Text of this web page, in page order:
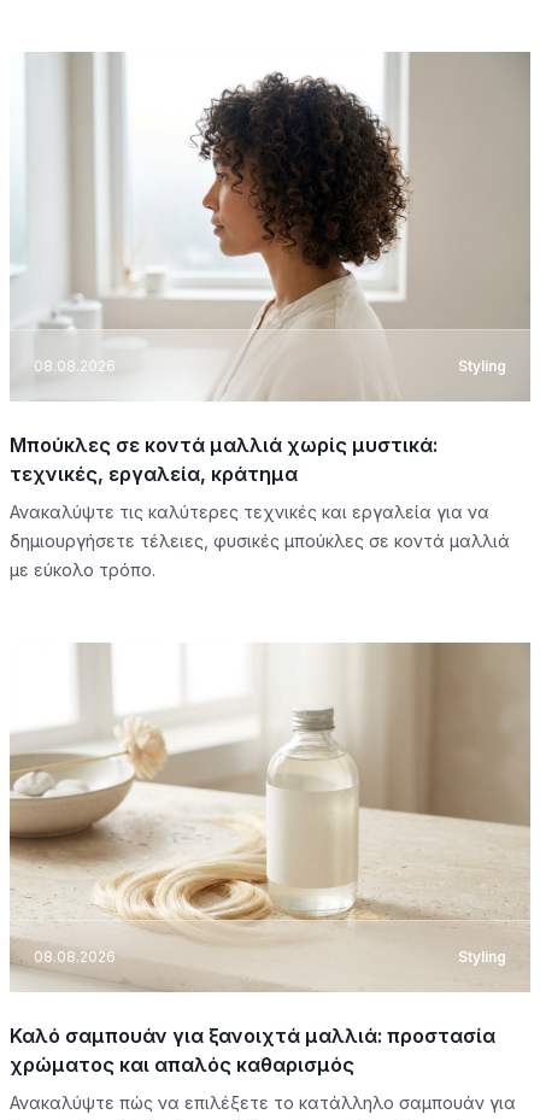
08.08.2026 Styling
Μπούκλες σε κοντά μαλλιά χωρίς μυστικά:
τεχνικές, εργαλεία, κράτημα
Ανακαλύψτε τις καλύτερες τεχνικές και εργαλεία για να
δημιουργήσετε τέλειες, φυσικές μπούκλες σε κοντά μαλλιά
με εύκολο τρόπο.
08.08.2026 Styling
Καλό σαμπουάν για ξανοιχτά μαλλιά: προστασία
χρώματος και απαλός καθαρισμός
Ανακαλύψτε πώς να επιλέξετε το κατάλληλο σαμπουάν για